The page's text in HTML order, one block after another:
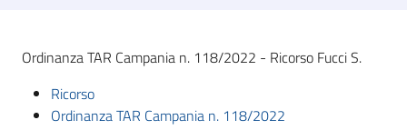
Ordinanza TAR Campania n. 118/2022 - Ricorso Fucci S.
Ricorso
Ordinanza TAR Campania n. 118/2022